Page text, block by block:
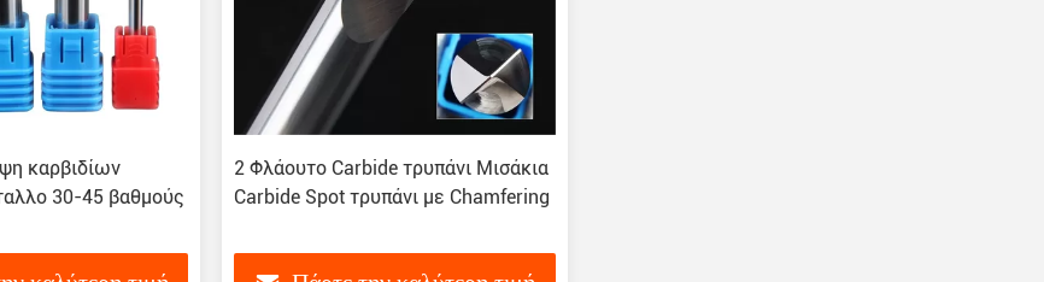
καρβιδίων
30-45 βαθμούς
2 Φλάουτο Carbide τρυπάνι Μισάκια
Carbide Spot τρυπάνι με Chamfering